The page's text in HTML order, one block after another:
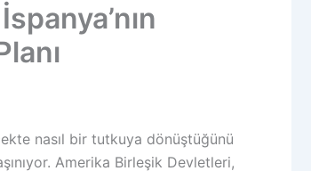
nasıl bir tutkuya dönüştüğünü
Amerika Birleşik Devletleri,